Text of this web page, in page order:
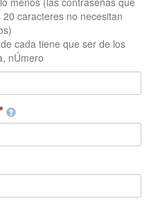
caracteres no necesitan
cada tiene que ser de los
nÚmero